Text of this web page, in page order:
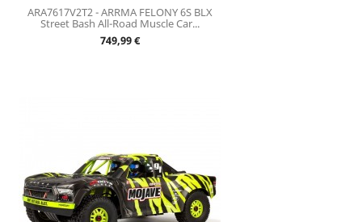
ARA7617V2T2 - ARRMA FELONY 6S BLX
Street Bash All-Road Muscle Car...
Prix
749,99 €